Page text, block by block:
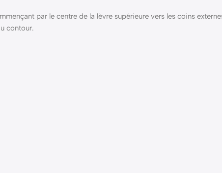
par le centre de la lèvre supérieure vers les coins
contour.